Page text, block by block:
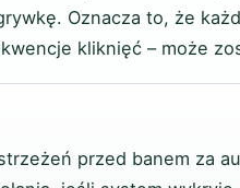
Oznacza to, że
kliknięć – może
przed banem za